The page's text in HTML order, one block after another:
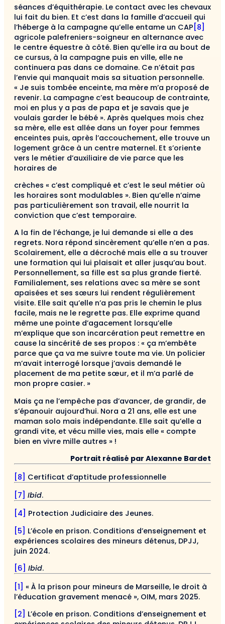
séances d’équithérapie. Le contact avec les chevaux
lui fait du bien. Et c’est dans la famille d’accueil qui
l’héberge à la campagne qu’elle entame un CAP [8]
agricole palefreniers-soigneur en alternance avec
le centre équestre à côté. Bien qu’elle ira au bout de
ce cursus, à la campagne puis en ville, elle ne
continuera pas dans ce domaine. Ce n’était pas
l’envie qui manquait mais sa situation personnelle.
« Je suis tombée enceinte, ma mère m’a proposé de
revenir. La campagne c’est beaucoup de contrainte,
moi en plus y a pas de papa et je savais que je
voulais garder le bébé ». Après quelques mois chez
sa mère, elle est allée dans un foyer pour femmes
enceintes puis, après l’accouchement, elle trouve un
logement grâce à un centre maternel. Et s’oriente
vers le métier d’auxiliaire de vie parce que les
horaires de
crèches « c’est compliqué et c’est le seul métier où
les horaires sont modulables ». Bien qu’elle n’aime
pas particulièrement son travail, elle nourrit la
conviction que c’est temporaire.
A la fin de l’échange, je lui demande si elle a des
regrets. Nora répond sincèrement qu’elle n’en a pas.
Scolairement, elle a décroché mais elle a su trouver
une formation qui lui plaisait et aller jusqu’au bout.
Personnellement, sa fille est sa plus grande fierté.
Familialement, ses relations avec sa mère se sont
apaisées et ses sœurs lui rendent régulièrement
visite. Elle sait qu’elle n’a pas pris le chemin le plus
facile, mais ne le regrette pas. Elle exprime quand
même une pointe d’agacement lorsqu’elle
m’explique que son incarcération peut remettre en
cause la sincérité de ses propos : « ça m’embête
parce que ça va me suivre toute ma vie. Un policier
m’avait interrogé lorsque j’avais demandé le
placement de ma petite sœur, et il m’a parlé de
mon propre casier. »
Mais ça ne l’empêche pas d’avancer, de grandir, de
s’épanouir aujourd’hui. Nora a 21 ans, elle est une
maman solo mais indépendante. Elle sait qu’elle a
grandi vite, et vécu mille vies, mais elle « compte
bien en vivre mille autres » !
Portrait réalisé par Alexanne Bardet
[8] Certificat d’aptitude professionnelle
[7] Ibid.
[4] Protection Judiciaire des Jeunes.
[5] L’école en prison. Conditions d’enseignement et
expériences scolaires des mineurs détenus, DPJJ,
juin 2024.
[6] Ibid.
[1] « À la prison pour mineurs de Marseille, le droit à
l’éducation gravement menacé », OIM, mars 2025.
[2] L’école en prison. Conditions d’enseignement et